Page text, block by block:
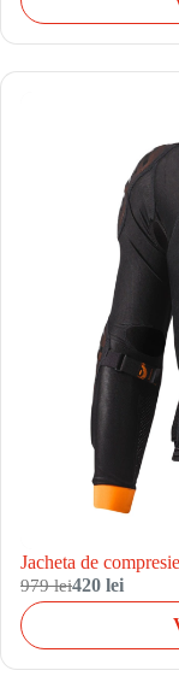
Jacheta de
979 lei420 lei